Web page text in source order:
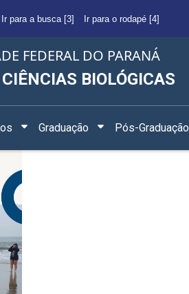
Ir para a busca [3] Ir para o rodapé [4]
FEDERAL DO PARANÁ
BIOLÓGICAS
Graduação Pós-Graduação